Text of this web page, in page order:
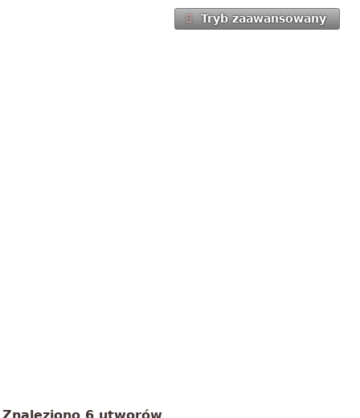
Tryb zaawansowany